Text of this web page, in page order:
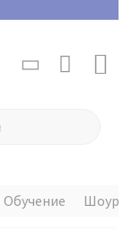
Обучение